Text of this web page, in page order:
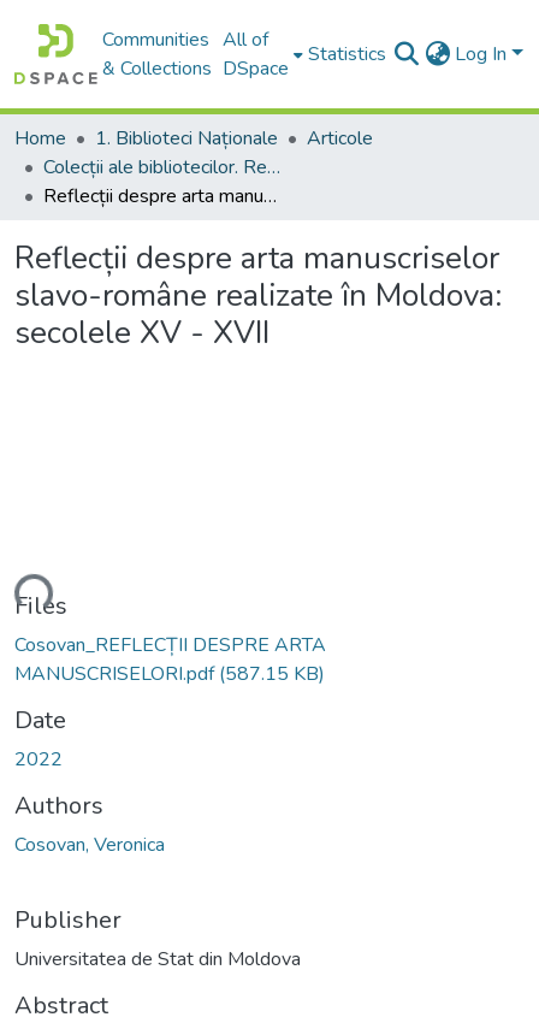
Communities
& Collections
All of
DSpace
Statistics Log In
Home 1. Biblioteci Naționale
Articole
Colecții ale bibliotecilor. Resurse informaționale
Reflecții despre arta manuscriselor slavo-române realizate în Moldova: secolele XV - XVII
Reflecții despre arta manuscriselor
slavo-române realizate în Moldova:
secolele XV - XVII
Files
Cosovan_REFLECȚII DESPRE ARTA
MANUSCRISELORI.pdf(587.15 KB)
Date
2022
Authors
Cosovan, Veronica
Publisher
Universitatea de Stat din Moldova
Abstract